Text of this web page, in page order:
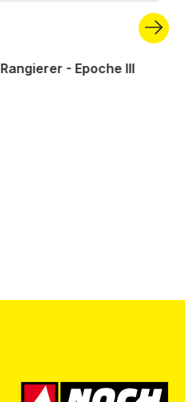
Lokführer & Rangierer - Epoche III